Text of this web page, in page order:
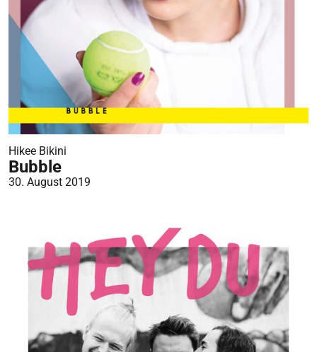
Hikee Bikini
Bubble
30. August 2019